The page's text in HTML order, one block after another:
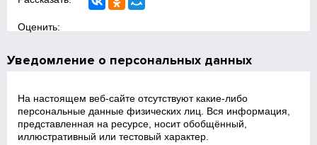
Оценить:
Уведомление о персональных данных
На настоящем веб‑сайте отсутствуют какие‑либо
персональные данные физических лиц. Вся информация,
представленная на ресурсе, носит обобщённый,
иллюстративный или тестовый характер.